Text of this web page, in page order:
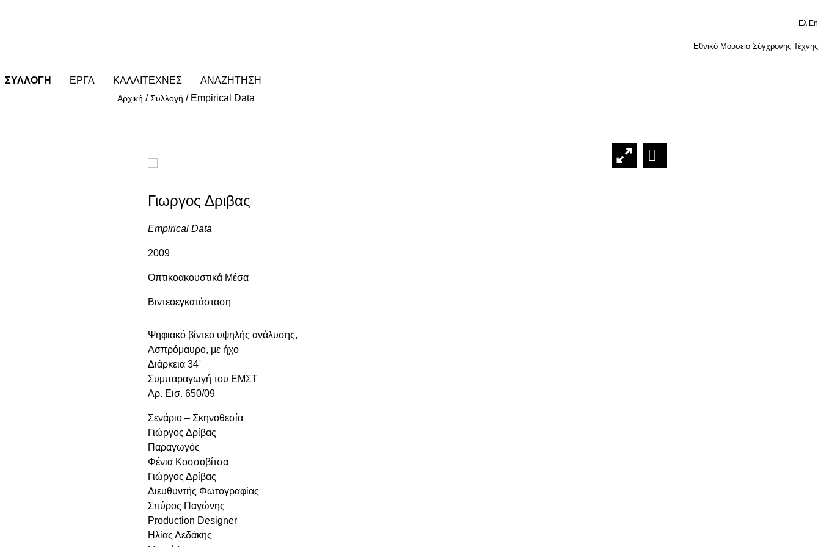
Ελ En
Εθνικό Μουσείο Σύγχρονης Τέχνης
ΣΥΛΛΟΓΗ ΕΡΓΑ ΚΑΛΛΙΤΕΧΝΕΣ ΑΝΑΖΗΤΗΣΗ
Αρχική /Συλλογή / Empirical Data
Γιωργος Δριβας
Empirical Data
2009
Οπτικοακουστικά Μέσα
Βιντεοεγκατάσταση
Ψηφιακό βίντεο υψηλής ανάλυσης,
Ασπρόμαυρο, με ήχο
Διάρκεια 34΄
Συμπαραγωγή του ΕΜΣΤ
Αρ. Εισ. 650/09
Σενάριο – Σκηνοθεσία
Γιώργος Δρίβας
Παραγωγός
Φένια Κοσσοβίτσα
Γιώργος Δρίβας
Διευθυντής Φωτογραφίας
Σπύρος Παγώνης
Production Designer
Ηλίας Λεδάκης